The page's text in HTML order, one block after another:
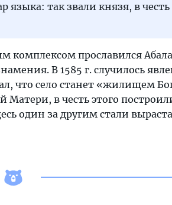
языка: так звали князя, в честь
комплексом прославился
В 1585 г. случилось
что село станет «жилищем
в честь этого
один за другим стали